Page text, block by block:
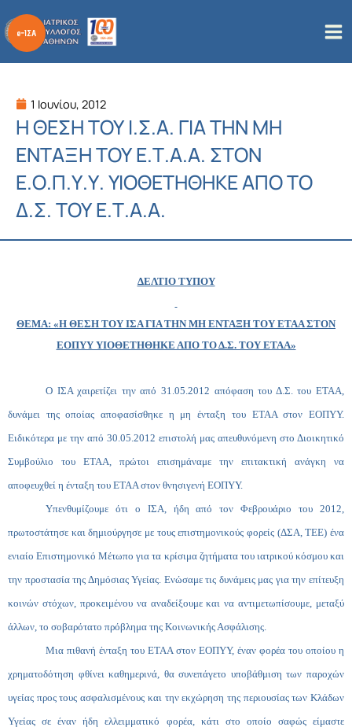
στο
περιεχόμενο
1 Ιουνίου, 2012
Η ΘΕΣΗ ΤΟΥ Ι.Σ.Α. ΓΙΑ ΤΗΝ ΜΗ
ΕΝΤΑΞΗ ΤΟΥ Ε.Τ.Α.Α. ΣΤΟΝ
Ε.Ο.Π.Υ.Υ. ΥΙΟΘΕΤΗΘΗΚΕ ΑΠΟ ΤΟ
Δ.Σ. ΤΟΥ Ε.Τ.Α.Α.
ΔΕΛΤΙΟ ΤΥΠΟΥ
ΘΕΜΑ: «Η ΘΕΣΗ ΤΟΥ ΙΣΑ ΓΙΑ ΤΗΝ ΜΗ ΕΝΤΑΞΗ ΤΟΥ ΕΤΑΑ ΣΤΟΝ
ΕΟΠΥΥ ΥΙΟΘΕΤΗΘΗΚΕ ΑΠΟ ΤΟ Δ.Σ. ΤΟΥ ΕΤΑΑ»
Ο ΙΣΑ χαιρετίζει την από 31.05.2012 απόφαση του Δ.Σ. του ΕΤΑΑ,
δυνάμει της οποίας αποφασίσθηκε η μη ένταξη του ΕΤΑΑ στον ΕΟΠΥΥ.
Ειδικότερα με την από 30.05.2012 επιστολή μας απευθυνόμενη στο Διοικητικό
Συμβούλιο του ΕΤΑΑ, πρώτοι επισημάναμε την επιτακτική ανάγκη να
αποφευχθεί η ένταξη του ΕΤΑΑ στον θνησιγενή ΕΟΠΥΥ.
Υπενθυμίζουμε ότι ο ΙΣΑ, ήδη από τον Φεβρουάριο του 2012,
πρωτοστάτησε και δημιούργησε με τους επιστημονικούς φορείς (ΔΣΑ, ΤΕΕ) ένα
ενιαίο Επιστημονικό Μέτωπο για τα κρίσιμα ζητήματα του ιατρικού κόσμου και
την προστασία της Δημόσιας Υγείας. Ενώσαμε τις δυνάμεις μας για την επίτευξη
κοινών στόχων, προκειμένου να αναδείξουμε και να αντιμετωπίσουμε, μεταξύ
άλλων, το σοβαρότατο πρόβλημα της Κοινωνικής Ασφάλισης.
Μια πιθανή ένταξη του ΕΤΑΑ στον ΕΟΠΥΥ, έναν φορέα του οποίου η
χρηματοδότηση φθίνει καθημερινά, θα συνεπάγετο υποβάθμιση των παροχών
υγείας προς τους ασφαλισμένους και την εκχώρηση της περιουσίας των Κλάδων
Υγείας σε έναν ήδη ελλειμματικό φορέα, κάτι στο οποίο σαφώς είμαστε